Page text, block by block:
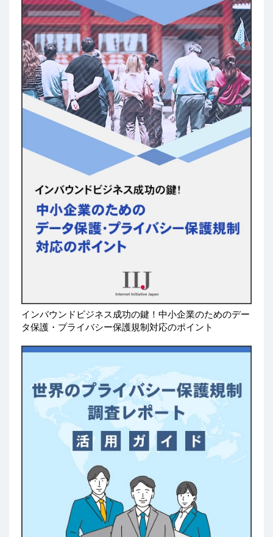
インバウンドビジネス成功の鍵！中小企業のためのデー
タ保護・プライバシー保護規制対応のポイント